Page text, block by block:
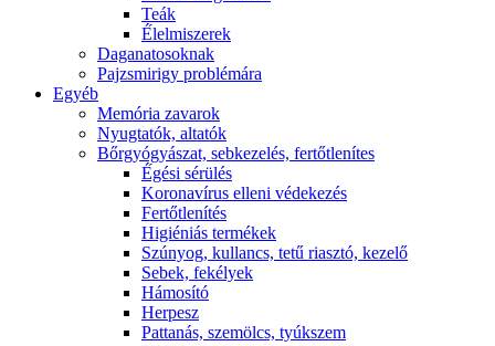
Teák
É́lelmiszerek
Daganatosoknak
Pajzsmirigy problémára
Egyéb
Memória zavarok
Nyugtatók, altatók
Bőrgyógyászat, sebkezelés, fertőtlenítes
É́gési sérülés
Koronavírus elleni védekezés
Fertőtlenítés
Higiéniás termékek
Szúnyog, kullancs, tetű riasztó, kezelő
Sebek, fekélyek
Hámosító
Herpesz
Pattanás, szemölcs, tyúkszem